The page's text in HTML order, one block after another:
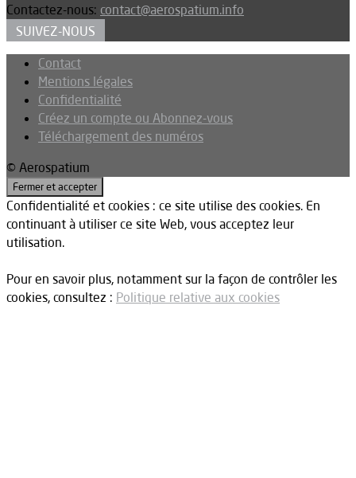
Contactez-nous: contact@aerospatium.info
SUIVEZ-NOUS
Contact
Mentions légales
Confidentialité
Créez un compte ou Abonnez-vous
Téléchargement des numéros
© Aerospatium
Confidentialité et cookies : ce site utilise des cookies. En
continuant à utiliser ce site Web, vous acceptez leur
utilisation.
Pour en savoir plus, notamment sur la façon de contrôler les
cookies, consultez : Politique relative aux cookies